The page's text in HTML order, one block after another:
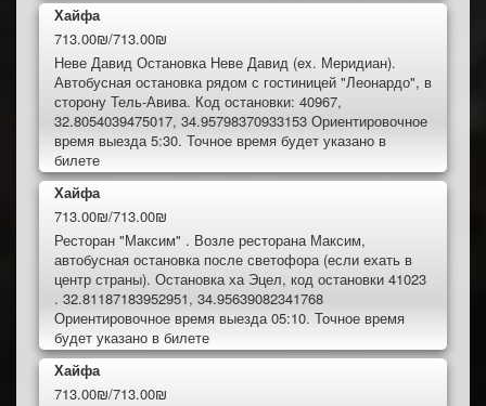
Хайфа
713.00₪/713.00₪
Неве Давид Остановка Неве Давид (ex. Меридиан).
Автобусная остановка рядом с гостиницей "Леонардо", в
сторону Тель-Авива. Код остановки: 40967,
32.8054039475017, 34.95798370933153 Ориентировочное
время выезда 5:30. Точное время будет указано в
билете
Хайфа
713.00₪/713.00₪
Ресторан "Максим" . Возле ресторана Максим,
автобусная остановка после светофора (если ехать в
центр страны). Остановка ха Эцел, код остановки 41023
. 32.81187183952951, 34.95639082341768
Ориентировочное время выезда 05:10. Точное время
будет указано в билете
Хайфа
713.00₪/713.00₪